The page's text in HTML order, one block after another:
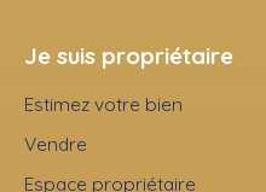
Je suis propriétaire
Estimez votre bien
Vendre
Espace propriétaire